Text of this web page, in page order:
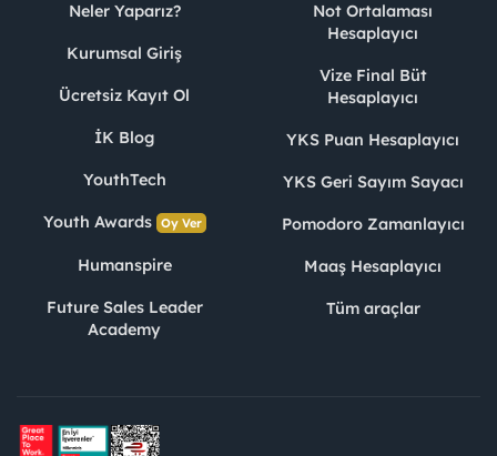
Neler Yaparız?
Kurumsal Giriş
Ücretsiz Kayıt Ol
İK Blog
YouthTech
Youth Awards Oy Ver
Humanspire
Future Sales Leader
Academy
Not Ortalaması
Hesaplayıcı
Vize Final Büt
Hesaplayıcı
YKS Puan Hesaplayıcı
YKS Geri Sayım Sayacı
Pomodoro Zamanlayıcı
Maaş Hesaplayıcı
Tüm araçlar